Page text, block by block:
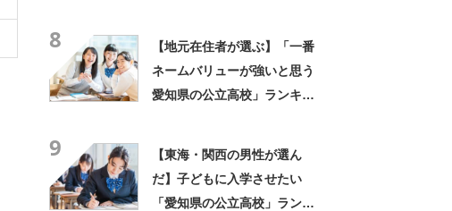
8
【地元在住者が選ぶ】「一番
ネームバリューが強いと思う
愛知県の公立高校」ランキン
9
【東海・関西の男性が選ん
だ】子どもに入学させたい
「愛知県の公立高校」ランキ